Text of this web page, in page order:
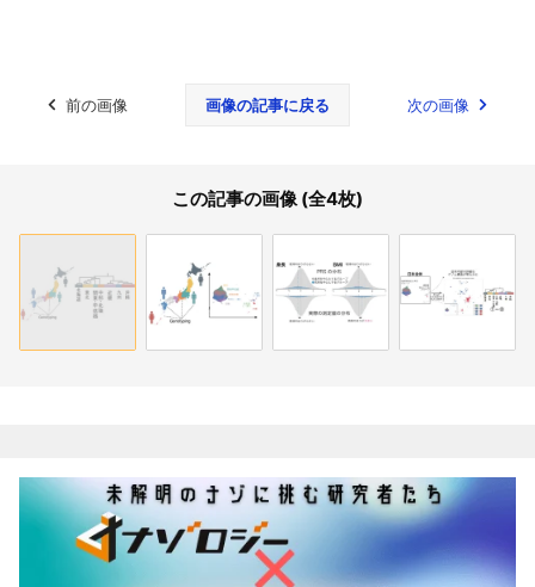
前の画像 画像の記事に戻る 次の画像
この記事の画像 (全4枚)